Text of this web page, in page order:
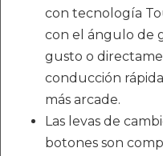
con tecnología
con el ángulo de
gusto o
conducción
más arcade.
Las levas de
botones son